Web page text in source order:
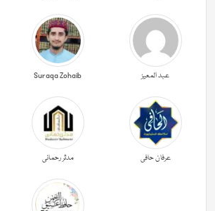
عبد المعیز Suraqa Zohaib
عرفان حافی مدثر رحمانی